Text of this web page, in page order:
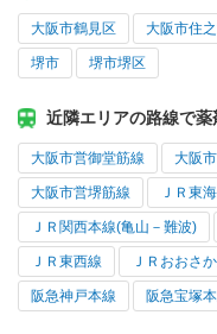
大阪市鶴見区 大阪市住
堺市 堺市堺区
近隣エリアの路線で
大阪市営御堂筋線 大阪
大阪市営堺筋線 ＪＲ東
ＪＲ関西本線(亀山－難波)
ＪＲ東西線 ＪＲおおさ
阪急神戸本線 阪急宝塚